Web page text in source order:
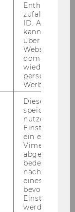
Enthält eine
ID. Anhand
kann Google
über
Websites
Werbung
Dieses Cookie
speichert
ein
Vimeo-Video
abgespielt
bedeutet,
nächsten
eines Vimeo-
bevorzugten
werden.